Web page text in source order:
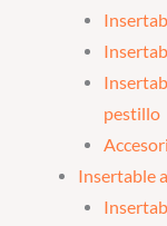
pestillo
Insertable